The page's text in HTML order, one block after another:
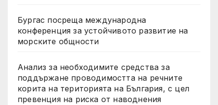
Бургас посреща международна
конференция за устойчивото развитие на
морските общности
Анализ за необходимите средства за
поддържане проводимостта на речните
корита на територията на България, с цел
превенция на риска от наводнения